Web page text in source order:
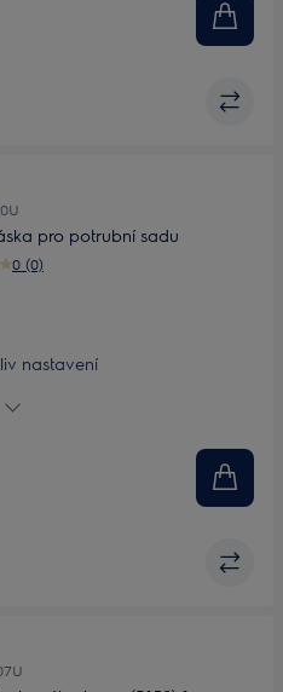
0 (0)
pro potrubní sadu
nastavení